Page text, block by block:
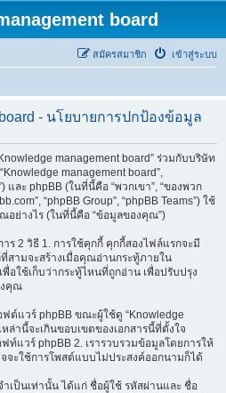
board
เข้าสู่ระบบ
สมัครสมาชิก
- นโยบายการปกป้องข้อมูล
management board” ร่วมกับบริษัท
“Knowledge management board”,
และ phpBB (ในที่นี้คือ “พวกเขา”, “ของพวก
“phpBB Group”, “phpBB Teams”) ใช้
อย่างไร (ในที่นี้คือ “ข้อมูลของคุณ”)
2 วิธี 1. การใช้คุกกี้ คุกกี้สองไฟล์แรกจะมี
สามจะสร้างเมื่อคุณอ่านกระทู้ภายใน
พื่อใช้เก็บว่ากระทู้ไหนที่ถูกอ่าน เพื่อปรับปรุง
งคุณ
ต์แวร์ phpBB ขณะผู้ใช้ดู “Knowledge
ล่านี้จะเกินขอบเขตของเอกสารนี้ที่ตั้งใจ
แวร์ phpBB 2. เรารวบรวมข้อมูลโดยการให้
ะใช้การโพสต์แบบไม่ประสงค์ออกนามก็ได้
ป็นเท่านั้น ได้แก่ ชื่อผู้ใช้ รหัสผ่านและ ชื่อ